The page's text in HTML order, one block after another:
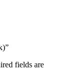
fields are